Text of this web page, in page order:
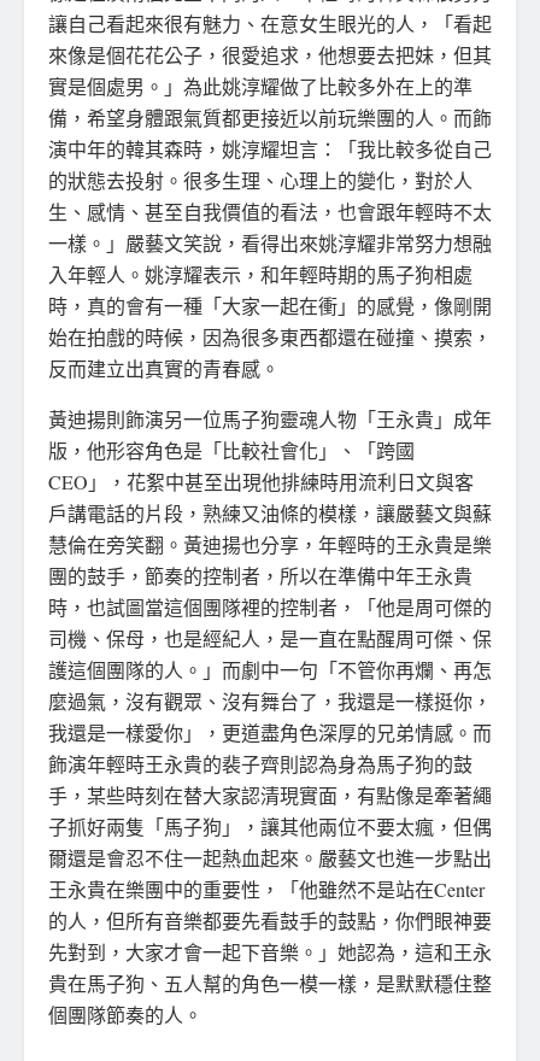
讓自己看起來很有魅力、在意女生眼光的人，「看起
來像是個花花公子，很愛追求，他想要去把妹，但其
實是個處男。」為此姚淳耀做了比較多外在上的準
備，希望身體跟氣質都更接近以前玩樂團的人。而飾
演中年的韓其森時，姚淳耀坦言：「我比較多從自己
的狀態去投射。很多生理、心理上的變化，對於人
生、感情、甚至自我價值的看法，也會跟年輕時不太
一樣。」嚴藝文笑說，看得出來姚淳耀非常努力想融
入年輕人。姚淳耀表示，和年輕時期的馬子狗相處
時，真的會有一種「大家一起在衝」的感覺，像剛開
始在拍戲的時候，因為很多東西都還在碰撞、摸索，
反而建立出真實的青春感。
黃迪揚則飾演另一位馬子狗靈魂人物「王永貴」成年
版，他形容角色是「比較社會化」、「跨國
CEO」，花絮中甚至出現他排練時用流利日文與客
戶講電話的片段，熟練又油條的模樣，讓嚴藝文與蘇
慧倫在旁笑翻。黃迪揚也分享，年輕時的王永貴是樂
團的鼓手，節奏的控制者，所以在準備中年王永貴
時，也試圖當這個團隊裡的控制者，「他是周可傑的
司機、保母，也是經紀人，是一直在點醒周可傑、保
護這個團隊的人。」而劇中一句「不管你再爛、再怎
麼過氣，沒有觀眾、沒有舞台了，我還是一樣挺你，
我還是一樣愛你」，更道盡角色深厚的兄弟情感。而
飾演年輕時王永貴的裴子齊則認為身為馬子狗的鼓
手，某些時刻在替大家認清現實面，有點像是牽著繩
子抓好兩隻「馬子狗」，讓其他兩位不要太瘋，但偶
爾還是會忍不住一起熱血起來。嚴藝文也進一步點出
王永貴在樂團中的重要性，「他雖然不是站在Center
的人，但所有音樂都要先看鼓手的鼓點，你們眼神要
先對到，大家才會一起下音樂。」她認為，這和王永
貴在馬子狗、五人幫的角色一模一樣，是默默穩住整
個團隊節奏的人。